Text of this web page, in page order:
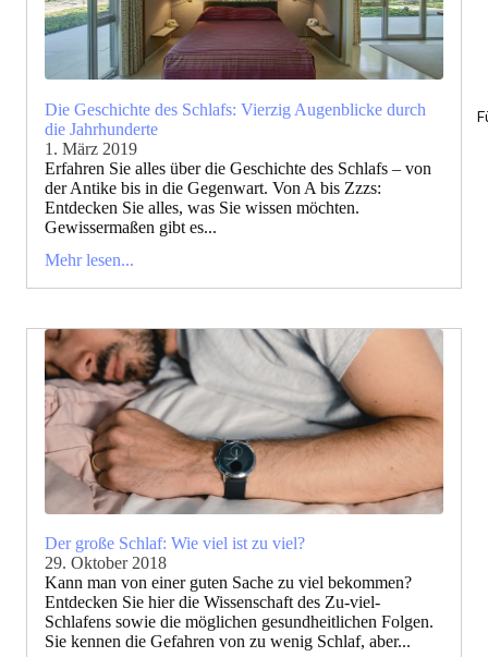
Die Geschichte des Schlafs: Vierzig Augenblicke durch
die Jahrhunderte
1. März 2019
Erfahren Sie alles über die Geschichte des Schlafs – von
der Antike bis in die Gegenwart. Von A bis Zzzs:
Entdecken Sie alles, was Sie wissen möchten.
Gewissermaßen gibt es...
Mehr lesen...
Der große Schlaf: Wie viel ist zu viel?
29. Oktober 2018
Kann man von einer guten Sache zu viel bekommen?
Entdecken Sie hier die Wissenschaft des Zu-viel-
Schlafens sowie die möglichen gesundheitlichen Folgen.
Sie kennen die Gefahren von zu wenig Schlaf, aber...